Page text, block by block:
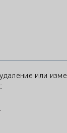
или